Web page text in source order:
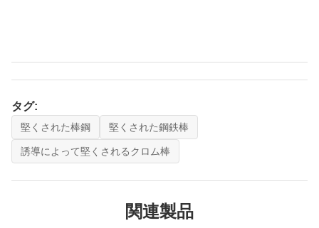
タグ:
堅くされた棒鋼 堅くされた鋼鉄棒
誘導によって堅くされるクロム棒
関連製品